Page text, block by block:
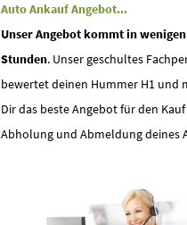
Auto Ankauf Angebot...
Unser Angebot kommt in wenigen
Stunden. Unser geschultes
bewertet deinen Hummer H1 und
Dir das beste Angebot für den
Abholung und Abmeldung deines